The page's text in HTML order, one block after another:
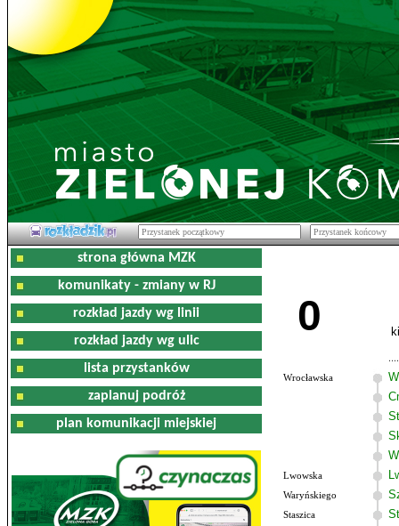
strona główna MZK
komunikaty - zmiany w RJ
rozkład jazdy wg linii
rozkład jazdy wg ulic
lista przystanków
zaplanuj podróż
plan komunikacji miejskiej
0
Wrocławska
Lwowska
Waryńskiego
Staszica